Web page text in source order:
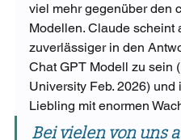
viel mehr gegenüber den
Modellen. Claude scheint
zuverlässiger in den
Chat GPT Modell zu sein
University Feb. 2026)
Liebling mit enormen
Bei vielen von uns